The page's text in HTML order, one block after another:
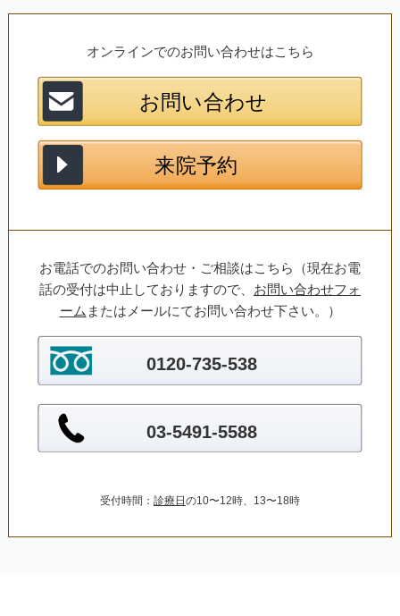
オンラインでのお問い合わせはこちら
お電話でのお問い合わせ・ご相談はこちら（現在お電
話の受付は中止しておりますので、 お問い合わせフォ
ーム またはメールにてお問い合わせ下さい。）
0120-735-538
03-5491-5588
受付時間： 診療日 の10〜12時、13〜18時